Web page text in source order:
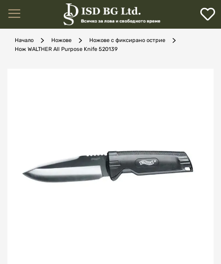
с
Начало Ножове
Ножове с фиксирано острие
Нож WALTHER All Purpose Knife 520139